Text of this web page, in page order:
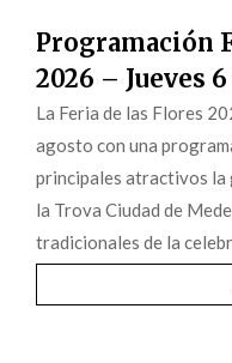
Programación
2026 – Jueves
La Feria de las Flores
agosto con una
principales atractivos la
la Trova Ciudad de
tradicionales de la